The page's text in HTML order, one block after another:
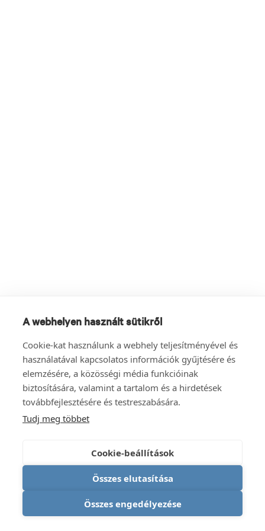
A webhelyen használt sütikről
Cookie-kat használunk a webhely teljesítményével és
használatával kapcsolatos információk gyűjtésére és
elemzésére, a közösségi média funkcióinak
biztosítására, valamint a tartalom és a hirdetések
továbbfejlesztésére és testreszabására.
Tudj meg többet
Cookie-beállítások
Összes elutasítása
Összes engedélyezése